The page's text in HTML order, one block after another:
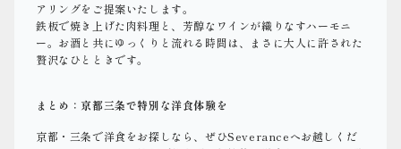
アリングをご提案いたします。
鉄板で焼き上げた肉料理と、芳醇なワインが織りなすハーモニ
ー。お酒と共にゆっくりと流れる時間は、まさに大人に許された
贅沢なひとときです。
まとめ：京都三条で特別な洋食体験を
京都・三条で洋食をお探しなら、ぜひSeveranceへお越しくだ